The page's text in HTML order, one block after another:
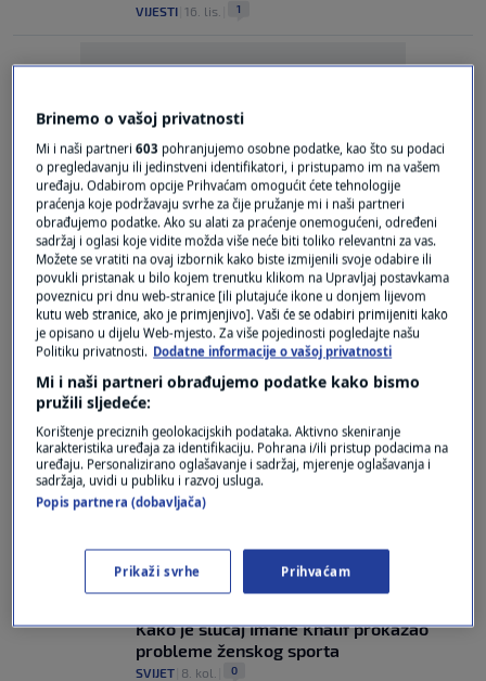
VIJESTI 16. lis. 1
Oglas
Miletić želi osnovati sportsku
reprezentaciju Hrvatskog sabora
VIJESTI | 24. ruj.
Udruga Biom: Na Balkanu ilegalno strada
najmanje 160.000 prepelica
VIJESTI |21. kol.| 0
Mateša: Drago mi je da su ljudi prepoznali
Kako je slučaj Imane Khalif prokazao
probleme ženskog sporta
SVIJET 8. kol. 0
Brinemo o vašoj privatnosti
Mi i naši partneri603 pohranjujemo osobne podatke, kao što su podaci
o pregledavanju ili jedinstveni identifikatori, i pristupamo im na vašem
uređaju. Odabirom opcije Prihvaćam omogućit ćete tehnologije
praćenja koje podržavaju svrhe za čije pružanje mi i naši partneri
obrađujemo podatke. Ako su alati za praćenje onemogućeni, određeni
sadržaj i oglasi koje vidite možda više neće biti toliko relevantni za vas.
Možete se vratiti na ovaj izbornik kako biste izmijenili svoje odabire ili
povukli pristanak u bilo kojem trenutku klikom na Upravljaj postavkama
poveznicu pri dnu web-stranice [ili plutajuće ikone u donjem lijevom
kutu web stranice, ako je primjenjivo]. Vaši će se odabiri primijeniti kako
je opisano u dijelu Web-mjesto. Za više pojedinosti pogledajte našu
Politiku privatnosti. Dodatne informacije o vašoj privatnosti
Mi i naši partneri obrađujemo podatke kako bismo
pružili sljedeće:
Korištenje preciznih geolokacijskih podataka. Aktivno skeniranje
karakteristika uređaja za identifikaciju. Pohrana i/ili pristup podacima na
uređaju. Personalizirano oglašavanje i sadržaj, mjerenje oglašavanja i
sadržaja, uvidi u publiku i razvoj usluga.
Popis partnera (dobavljača)
Prikaži svrhe Prihvaćam